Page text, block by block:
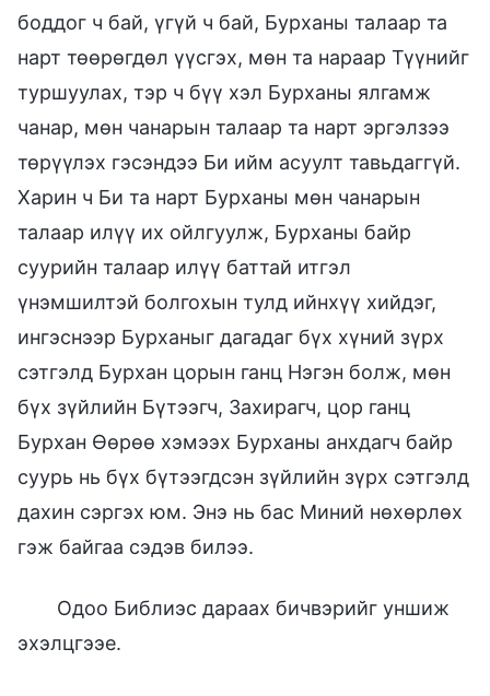
боддог ч бай, үгүй ч бай, Бурханы талаар та
нарт төөрөгдөл үүсгэх, мөн та нараар Түүнийг
туршуулах, тэр ч бүү хэл Бурханы ялгамж
чанар, мөн чанарын талаар та нарт эргэлзээ
төрүүлэх гэсэндээ Би ийм асуулт тавьдаггүй.
Харин ч Би та нарт Бурханы мөн чанарын
талаар илүү их ойлгуулж, Бурханы байр
суурийн талаар илүү баттай итгэл
үнэмшилтэй болгохын тулд ийнхүү хийдэг,
ингэснээр Бурханыг дагадаг бүх хүний зүрх
сэтгэлд Бурхан цорын ганц Нэгэн болж, мөн
бүх зүйлийн Бүтээгч, Захирагч, цор ганц
Бурхан Өөрөө хэмээх Бурханы анхдагч байр
суурь нь бүх бүтээгдсэн зүйлийн зүрх сэтгэлд
дахин сэргэх юм. Энэ нь бас Миний нөхөрлөх
гэж байгаа сэдэв билээ.
Одоо Библиэс дараах бичвэрийг уншиж
эхэлцгээе.